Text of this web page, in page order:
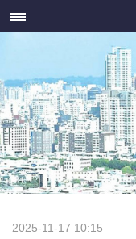
2025-11-17 10:15